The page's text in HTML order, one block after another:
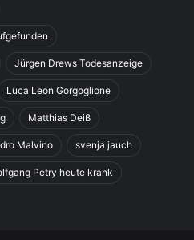
Jürgen Drews Todesanzeige
Luca Leon Gorgoglione
Matthias Deiß
Malvino svenja jauch
Petry heute krank